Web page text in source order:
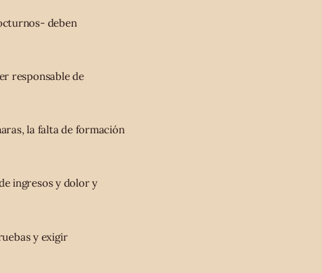
deben
responsable de
la falta de formación
ingresos y dolor y
y exigir